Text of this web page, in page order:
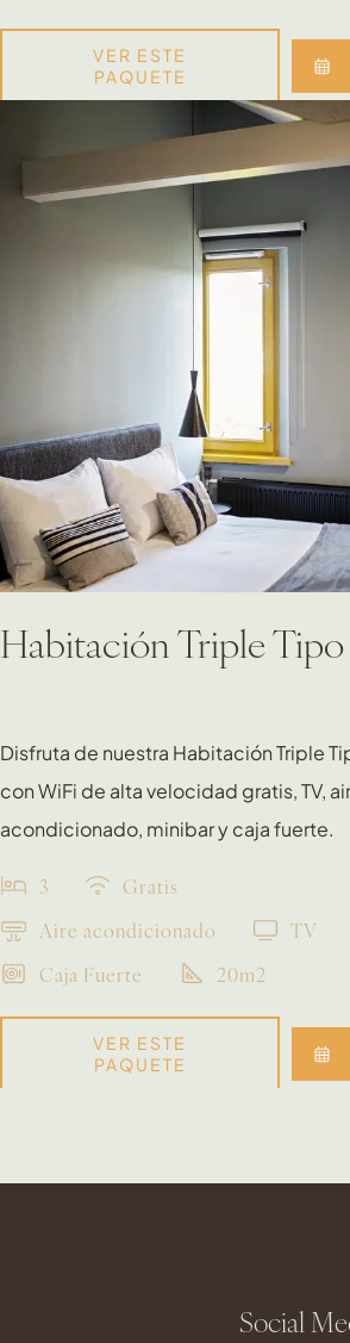
VER ESTE
PAQUETE
Habitación Triple
Disfruta de nuestra Habitación Triple
con WiFi de alta velocidad gratis, TV,
acondicionado, minibar y caja fuerte.
3
Gratis
Aire acondicionado
TV
Caja Fuerte
20m2
VER ESTE
PAQUETE
Social